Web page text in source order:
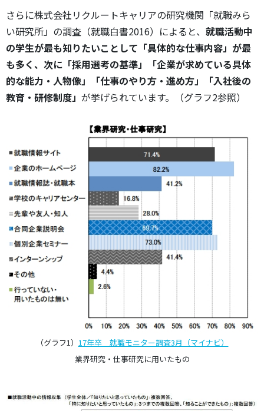
さらに株式会社リクルートキャリアの研究機関「就職みら
い研究所」の調査（就職白書2016）によると、 就職活動中
の学生が最も知りたいことして「具体的な仕事内容」が最
も多く、次に「採用選考の基準」「企業が求めている具体
的な能力・人物像」「仕事のやり方・進め方」「入社後の
教育・研修制度」 が挙げられています。（グラフ2参照）
（グラフ1） 17年卒 就職モニター調査3月（マイナビ）
業界研究・仕事研究に用いたもの